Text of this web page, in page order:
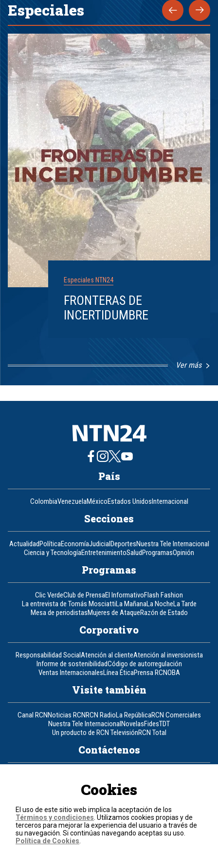
Especiales
Especiales NTN24
FRONTERAS DE
INCERTIDUMBRE
Ver más
1
8
País
ColombiaVenezuelaMéxicoEstados UnidosInternacional
Secciones
ActualidadPolíticaEconomíaJudicialDeportesNuestra Tele Internacional
Ciencia y TecnologíaEntretenimientoSaludProgramasOpinión
Programas
Clic VerdeClub de PrensaEl InformativoFlash Fashion
La entrevista de Tomás MosciattiLa MañanaLa NocheLa Tarde
Mesa de periodistasMujeres de AtaqueRazón de Estado
Corporativo
Responsabilidad SocialAtención al clienteAtención al inversionista
Informe de sostenibilidadCódigo de autorregulación
Ventas InternacionalesLínea ÉticaPrensa RCNOBA
Visite también
Canal RCNNoticias RCNRCN RadioLa RepúblicaRCN Comerciales
Nuestra Tele InternacionalNovelasFidesTDT
Un producto de RCN TelevisiónRCN Total
Contáctenos
Política de cookies
Términos y condiciones
© 2026, RCN Medios.
Todos los derechos reservados.
Cookies
El uso de este sitio web implica la aceptación de los
Términos y condiciones . Utilizamos cookies propias y de
terceros para mejorar la experiencia del usuario a través de
su navegación. Si continúas navegando aceptas su uso.
Política de Cookies